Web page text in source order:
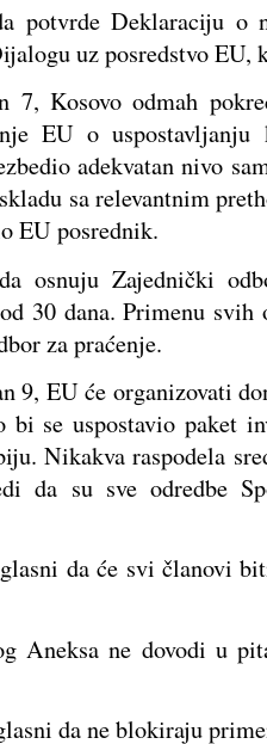
potvrde Deklaraciju o
uz posredstvo EU,
Kosovo odmah
EU o uspostavljanju
adekvatan nivo
sa relevantnim
EU posrednik.
osnuju Zajednički
30 dana. Primenu
za praćenje.
9, EU će organizovati
bi se uspostavio paket
Nikakva raspodela
da su sve odredbe
da će svi članovi
Aneksa ne dovodi u
da ne blokiraju